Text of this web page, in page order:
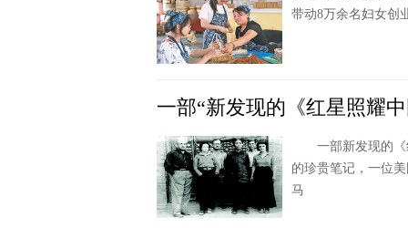
带动8万余名妇女创
一部“新发现的《红星照耀
一部新发现的《
的珍贵笔记，一位
马